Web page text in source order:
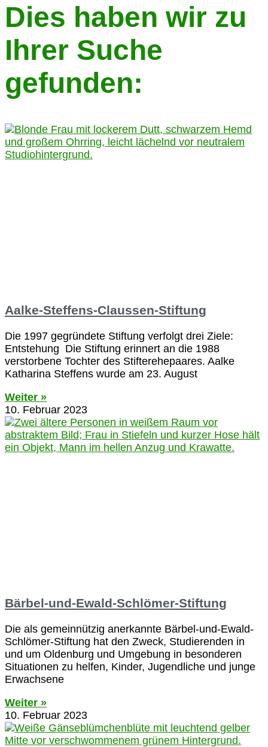
Dies haben wir zu
Ihrer Suche
gefunden:
Aalke-Steffens-Claussen-Stiftung
Die 1997 gegründete Stiftung verfolgt drei Ziele:
Entstehung Die Stiftung erinnert an die 1988
verstorbene Tochter des Stifterehepaares. Aalke
Katharina Steffens wurde am 23. August
Weiter »
10. Februar 2023
Bärbel-und-Ewald-Schlömer-Stiftung
Die als gemeinnützig anerkannte Bärbel-und-Ewald-
Schlömer-Stiftung hat den Zweck, Studierenden in
und um Oldenburg und Umgebung in besonderen
Situationen zu helfen, Kinder, Jugendliche und junge
Erwachsene
Weiter »
10. Februar 2023